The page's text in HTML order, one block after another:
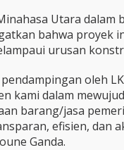
u
n
Utara dalam
bahwa proyek
urusan
oleh
kami dalam
barang/jasa
efisien, dan
Ganda.